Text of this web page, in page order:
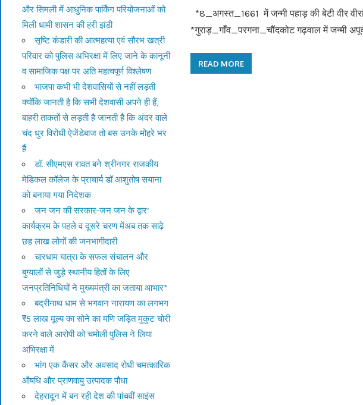
*8_अगस्त_1661 में जन्मी पहाड़ की बेटी वीर
*गुराड़_गाँव_परगना_चौंदकोट गढ़वाल में जन्मी
READ MORE
और सिमली में आधुनिक पार्किंग परियोजनाओं को
मिली धामी शासन की हरी झंडी
सृष्टि कंडारी की आत्महत्या एवं सौरभ खत्री
परिवार को पुलिस अभिरक्षा में लिए जाने के कानूनी
व सामाजिक पक्ष पर अति महत्वपूर्ण विश्लेषण
भाजपा कभी भी देशवासियों से नहीं लड़ती
क्योंकि जानती है कि सभी देशवासी अपने ही हैं,
बाहरी ताकतों से लड़ती है जानती है कि अंदर वाले
चंद धुर विरोधी ऐजेंडेबाज तो बस उनके मोहरे भर
हैं
डॉ. सीएमएस रावत बने श्रीनगर राजकीय
मेडिकल कॉलेज के प्राचार्य डॉ आशुतोष सयाना
को बनाया गया निदेशक
जन जन की सरकार-जन जन के द्वार’
कार्यक्रम के पहले व दूसरे चरण मेंअब तक साढ़े
छह लाख लोगों की जनभागीदारी
चारधाम यात्रा के सफल संचालन और
बुग्यालों से जुड़े स्थानीय हितों के लिए
जनप्रतिनिधियों ने मुख्यमंत्री का जताया आभार*
बद्रीनाथ धाम से भगवान नारायण का लगभग
₹5 लाख मूल्य का सोने का मणि जड़ित मुकुट चोरी
करने वाले आरोपी को चमोली पुलिस ने लिया
अभिरक्षा में
भांग एक कैंसर और अवसाद रोधी चमत्कारिक
औषधि और प्राणवायु उत्पादक पौधा
देहरादून में बन रही देश की पांचवीं साइंस